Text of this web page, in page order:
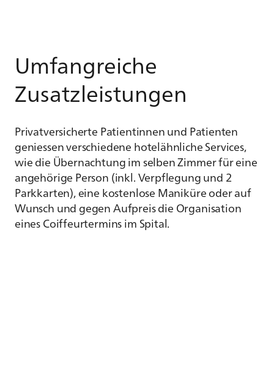
Umfangreiche
Zusatzleistungen
Privatversicherte Patientinnen und Patienten
geniessen verschiedene hotelähnliche Services,
wie die Übernachtung im selben Zimmer für eine
angehörige Person (inkl. Verpflegung und 2
Parkkarten), eine kostenlose Maniküre oder auf
Wunsch und gegen Aufpreis die Organisation
eines Coiffeurtermins im Spital.